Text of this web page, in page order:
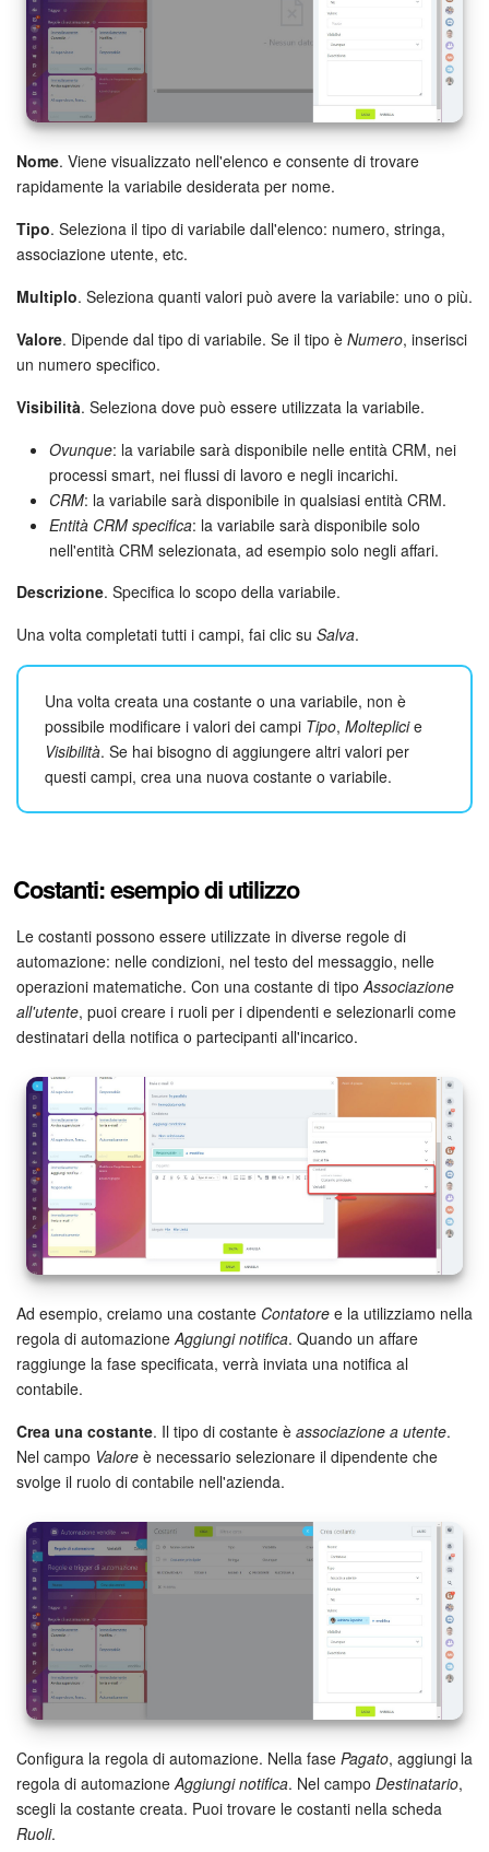
Telefonia
Mio profilo
Enterprise
Bitrix24 On-Premise
Bitrix24 Messenger
Domande generali
INIZIA GRATIS
ACCEDI
Nome. Viene visualizzato nell'elenco e consente di trovare
rapidamente la variabile desiderata per nome.
Tipo. Seleziona il tipo di variabile dall'elenco: numero, stringa,
associazione utente, etc.
Multiplo. Seleziona quanti valori può avere la variabile: uno o più.
Valore. Dipende dal tipo di variabile. Se il tipo è Numero, inserisci
un numero specifico.
Visibilità. Seleziona dove può essere utilizzata la variabile.
Ovunque: la variabile sarà disponibile nelle entità CRM, nei
processi smart, nei flussi di lavoro e negli incarichi.
CRM: la variabile sarà disponibile in qualsiasi entità CRM.
Entità CRM specifica: la variabile sarà disponibile solo
nell'entità CRM selezionata, ad esempio solo negli affari.
Descrizione. Specifica lo scopo della variabile.
Una volta completati tutti i campi, fai clic su Salva.
Una volta creata una costante o una variabile, non è
possibile modificare i valori dei campi Tipo, Molteplicie
Visibilità. Se hai bisogno di aggiungere altri valori per
questi campi, crea una nuova costante o variabile.
Costanti: esempio di utilizzo
Le costanti possono essere utilizzate in diverse regole di
automazione: nelle condizioni, nel testo del messaggio, nelle
operazioni matematiche. Con una costante di tipo Associazione
all'utente, puoi creare i ruoli per i dipendenti e selezionarli come
destinatari della notifica o partecipanti all'incarico.
Ad esempio, creiamo una costante Contatore e la utilizziamo nella
regola di automazione Aggiungi notifica. Quando un affare
raggiunge la fase specificata, verrà inviata una notifica al
contabile.
Crea una costante. Il tipo di costante è associazione a utente.
Nel campo Valore è necessario selezionare il dipendente che
svolge il ruolo di contabile nell'azienda.
Configura la regola di automazione. Nella fase Pagato, aggiungi la
regola di automazione Aggiungi notifica. Nel campo Destinatario,
scegli la costante creata. Puoi trovare le costanti nella scheda
Ruoli.